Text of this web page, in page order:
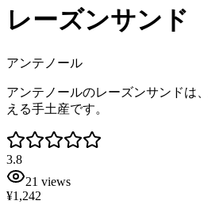
レーズンサンド
アンテノール
アンテノールのレーズンサンドは
える手土産です。
3.8
21 views
¥1,242